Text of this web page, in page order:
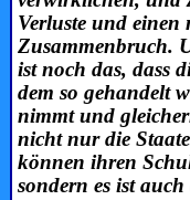
Verluste und einen
Zusammenbruch.
ist noch das, dass
dem so gehandelt
nimmt und
nicht nur die
können ihren
sondern es ist